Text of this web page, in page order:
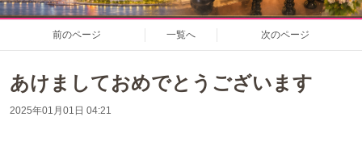
前のページ 一覧へ 次のページ
あけましておめでとうございます
2025年01月01日 04:21
n